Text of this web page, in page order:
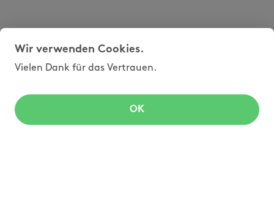
Wir verwenden Cookies.
Vielen Dank für das Vertrauen.
OK